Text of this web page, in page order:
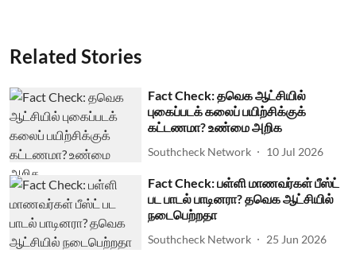
Related Stories
Fact Check: தவெக ஆட்சியில்
புகைப்படக் கலைப் பயிற்சிக்குக்
கட்டணமா? உண்மை அறிக
Southcheck Network 10 Jul 2026
Fact Check: பள்ளி மாணவர்கள் பீஸ்ட்
பட பாடல் பாடினரா? தவெக ஆட்சியில்
நடைபெற்றதா
Southcheck Network 25 Jun 2026